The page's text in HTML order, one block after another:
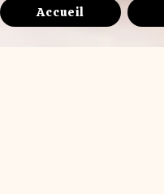
Accueil